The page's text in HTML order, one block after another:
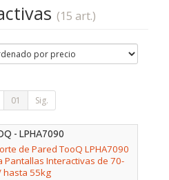
(15 art.)
01 Sig.
- LPHA7090
de Pared TooQ LPHA7090
Pantallas Interactivas de 70-
hasta 55kg